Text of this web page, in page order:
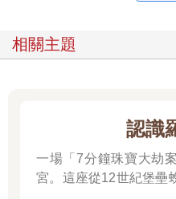
相關主題
認識
一場「7分鐘珠寶大劫
宮。這座從12世紀堡壘